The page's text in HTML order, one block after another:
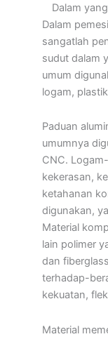
Dalam
Dalam
sangatlah
sudut dalam
umum
logam,
Paduan
umumnya
CNC.
kekerasan,
ketahanan
digunakan,
Material
lain polimer
dan
terhadap-
kekuatan,
Material